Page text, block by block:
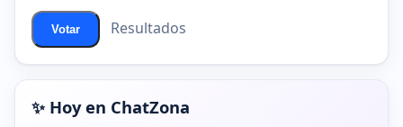
Votar Resultados
✨ Hoy en ChatZona